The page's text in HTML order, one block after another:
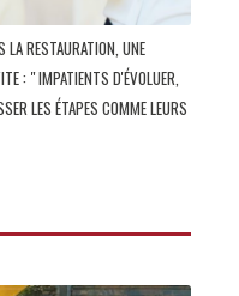
LA RESTAURATION, UNE
: " IMPATIENTS D'ÉVOLUER,
LES ÉTAPES COMME LEURS